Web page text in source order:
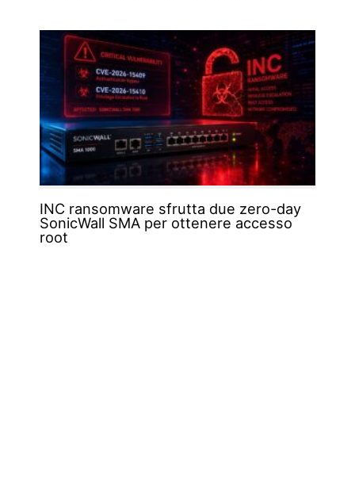
INC ransomware sfrutta due zero-day
SonicWall SMA per ottenere accesso
root